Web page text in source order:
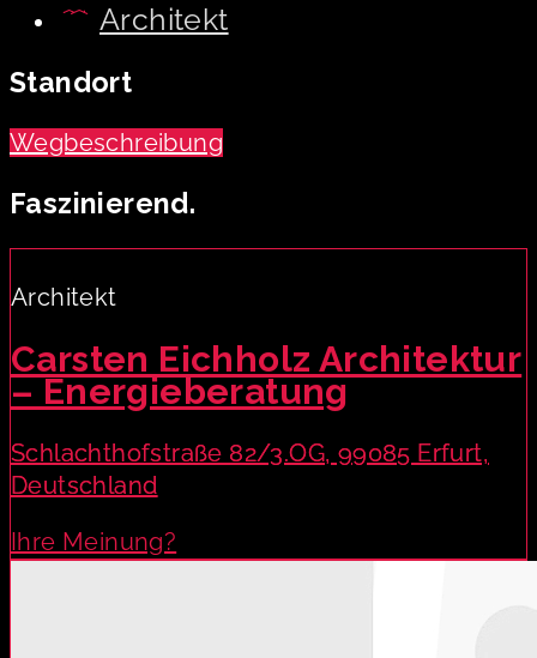
Architekt
Standort
Wegbeschreibung
Faszinierend.
Architekt
Carsten Eichholz Architektur
– Energieberatung
Schlachthofstraße 82/3.OG, 99085 Erfurt,
Deutschland
Ihre Meinung?